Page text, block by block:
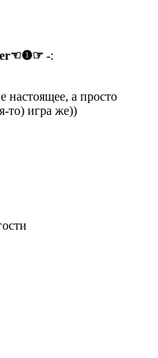
-:
настоящее, а просто
то) игра же))